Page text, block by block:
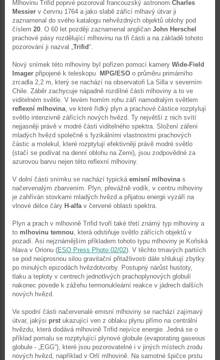
Mlhovinu Trifid poprvé pozoroval francouzský astronom Charles
Messier v červnu 1764 a jako slabě zářící mlhavý útvar ji
zaznamenal do svého katalogu nehvězdných objektů oblohy pod
číslem 20. O 60 let později zaznamenal angličan John Herschel
prachové pásy rozdělující mlhovinu na tři části a na základě tohoto
pozorování ji nazval „Trifid“.
Nový snímek této mlhoviny byl pořízen pomocí kamery Wide-Field
Imager připojené k teleskopu MPG/ESO o průměru primárního
zrcadla 2,2 m, který se nachází na observatoři La Silla v severním
Chile. Záběr zachycuje nápadně rozdílné části mlhoviny a to ve
viditelném světle. V levém horním rohu září namodralým světlem
reflexní mlhovina, ve které řídký plyn a prachové částice rozptylují
světlo intenzivně zářících nových hvězd. Ty největší z nich svítí
nejjasněji právě v modré části viditelného spektra. Složení záření
mladých hvězd společně s fyzikálními vlastnostmi prachových
částic a molekul, které rozptylují efektivněji právě modré světlo
(stačí se podívat na denní oblohu na Zemi), jsou zodpovědné za
azurovou barvu nejen této reflexní mlhoviny.
V dolní části snímku se nachází typická emisní mlhovinas
načervenalým zbarvením. Plyn, převážně vodík, v centru mlhoviny
je zahříván stovkami mladých hvězd a přijatou energii vyzáří na
vlnové délce čáry H-alfav červené oblasti spektra.
Plyn a prach v mlhovině Trifid tvoří také třetí známý typ mlhoviny a
to mlhovinu temnou, která odstiňuje světlo zářících objektů v
pozadí. Asi nejznámějším příkladem tohoto typu mlhoviny je Koňská
hlava v Orionu (ESO Press Photo 02/02). V těchto tmavých partiích
se pod neúprosnou silou gravitační přitažlivosti dále shlukují zbytky
po minulých epizodách hvězdotvorby. Postupný nárůst hustoty,
tlaku a teploty v centrech jednotlivých prachoplynových globulí
nakonec povede k zážehu termonukleární reakce v jádrech dalších
nových hvězd.
Ve spodní části načervenalé emisní mlhoviny se nachází zajímavý
útvar, jakýsi prst ukazující ven z oblaku plynu přímo na centrální
hvězdu, která dodává mlhovině Trifid nejvíce energie. Jedná se o
příklad pomalu se rozptylující plynové globule (evaporating gaseous
globule - „EGG“), které jsou pozorovatelné i v jiných místech zrodu
nových hvězd, například v Orlí mlhovině. Na samotné špičce prstu